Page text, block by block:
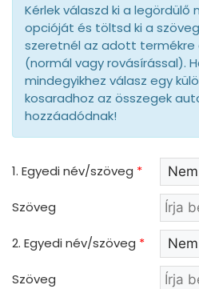
Kérlek válaszd ki a legördülő
opcióját és töltsd ki a
szeretnél az adott
(normál vagy rovásírással).
mindegyikhez válasz egy
kosaradhoz az összegek
hozzáadódnak!
1. Egyedi név/szöveg *
Szöveg
2. Egyedi név/szöveg *
Szöveg